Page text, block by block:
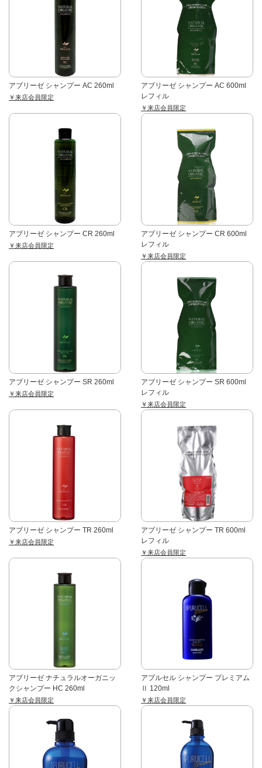
アブリーゼ シャンプー AC 260ml
￥来店会員限定
アブリーゼ シャンプー AC 600ml
レフィル
￥来店会員限定
アブリーゼ シャンプー CR 260ml
￥来店会員限定
アブリーゼ シャンプー CR 600ml
レフィル
￥来店会員限定
アブリーゼ シャンプー SR 260ml
￥来店会員限定
アブリーゼ シャンプー SR 600ml
レフィル
￥来店会員限定
アブリーゼ シャンプー TR 260ml
￥来店会員限定
アブリーゼ シャンプー TR 600ml
レフィル
￥来店会員限定
アブリーゼ ナチュラルオーガニッ
クシャンプー HC 260ml
￥来店会員限定
アプルセル シャンプー プレミアム
Ⅱ 120ml
￥来店会員限定